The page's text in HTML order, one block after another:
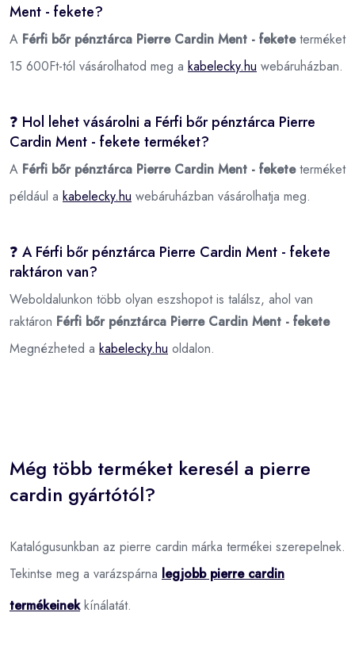
Ment - fekete?
A Férfi bőr pénztárca Pierre Cardin Ment - feketeterméket
15 600Ft-tól vásárolhatod meg a kabelecky.hu webáruházban.
❓ Hol lehet vásárolni a Férfi bőr pénztárca Pierre
Cardin Ment - fekete terméket?
A Férfi bőr pénztárca Pierre Cardin Ment - feketeterméket
például a kabelecky.hu webáruházban vásárolhatja meg.
❓ A Férfi bőr pénztárca Pierre Cardin Ment - fekete
raktáron van?
Weboldalunkon több olyan eszshopot is találsz, ahol van
raktáron Férfi bőr pénztárca Pierre Cardin Ment - fekete
Megnézheted a kabelecky.hu oldalon.
Még több terméket keresél a pierre
cardin gyártótól?
Katalógusunkban az pierre cardin márka termékei szerepelnek.
Tekintse meg a varázspárna legjobb pierre cardin
termékeinekkínálatát.